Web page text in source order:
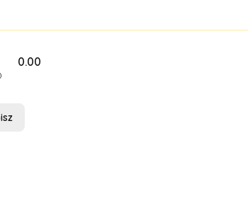
0.00